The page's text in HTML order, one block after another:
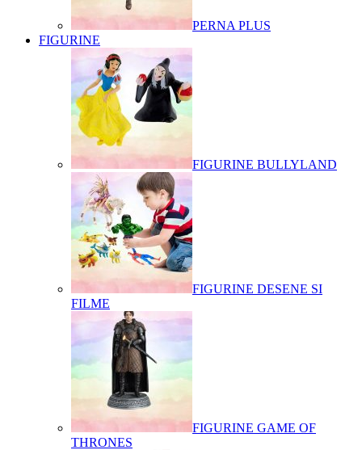
PERNA PLUS
FIGURINE
FIGURINE BULLYLAND
FIGURINE DESENE SI
FILME
FIGURINE GAME OF
THRONES